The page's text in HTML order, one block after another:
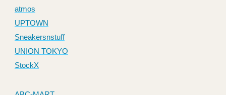
atmos
UPTOWN
Sneakersnstuff
UNION TOKYO
StockX